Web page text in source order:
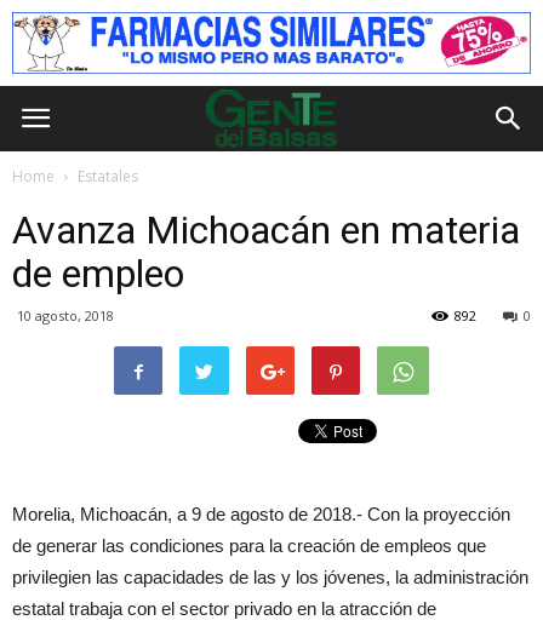
Home Estatales
Avanza Michoacán en materia
de empleo
10 agosto, 2018 0
892
Morelia, Michoacán, a 9 de agosto de 2018.- Con la proyección
de generar las condiciones para la creación de empleos que
privilegien las capacidades de las y los jóvenes, la administración
estatal trabaja con el sector privado en la atracción de